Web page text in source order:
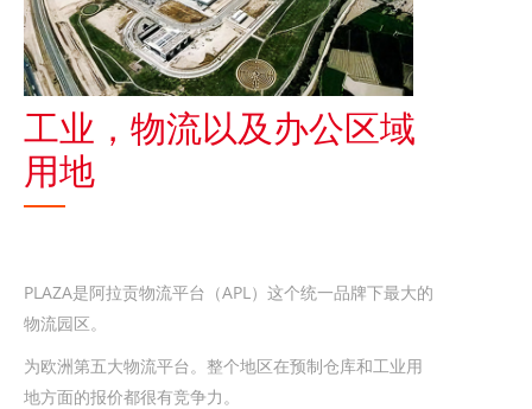
工业，物流以及办公区域
用地
PLAZA是阿拉贡物流平台（APL）这个统一品牌下最大的
物流园区。
为欧洲第五大物流平台。整个地区在预制仓库和工业用
地方面的报价都很有竞争力。